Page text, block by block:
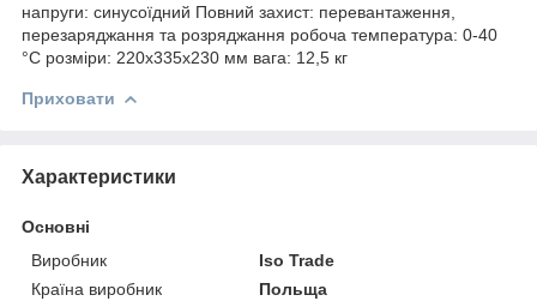
напруги: синусоїдний Повний захист: перевантаження,
перезаряджання та розряджання робоча температура: 0-40
°C розміри: 220x335x230 мм вага: 12,5 кг
Приховати
Характеристики
Основні
Виробник
Iso Trade
Країна виробник
Польща